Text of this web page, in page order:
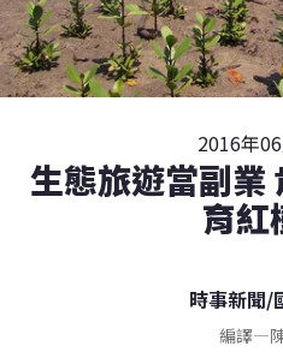
2016年
生態旅遊當副業
育紅
時事新聞/
編譯—